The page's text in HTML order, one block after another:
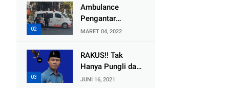
Ambulance
Pengantar
Jenazah Kepala
Mengalami
Kecelakaan
MARET 04, 2022
RAKUS!! Tak
Hanya Pungli dan
Dana Bedah
JUNI 16, 2021